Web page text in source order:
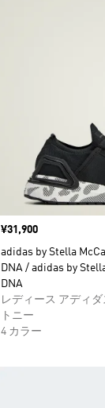
価格
¥31,900
adidas by Stella
DNA / adidas by
DNA
レディース アディ
トニー
4 カラー